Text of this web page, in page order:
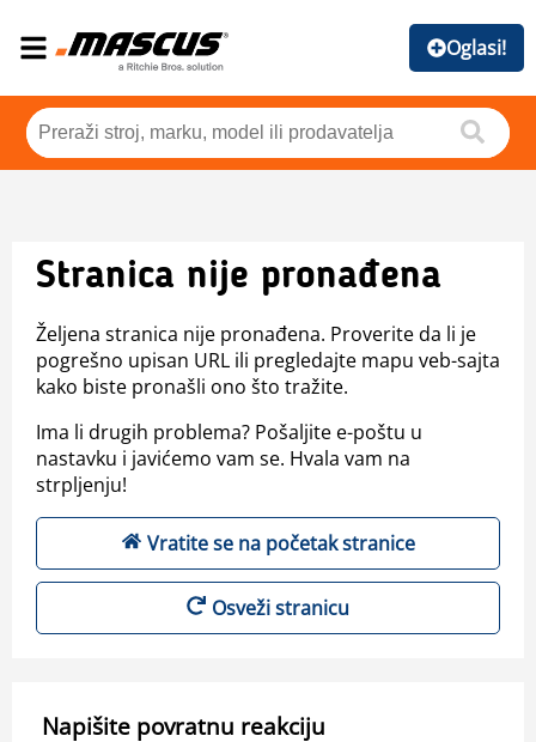
Oglasi!
Stranica nije pronađena
Željena stranica nije pronađena. Proverite da li je
pogrešno upisan URL ili pregledajte mapu veb-sajta
kako biste pronašli ono što tražite.
Ima li drugih problema? Pošaljite e-poštu u
nastavku i javićemo vam se. Hvala vam na
strpljenju!
Vratite se na početak stranice
Osveži stranicu
Napišite povratnu reakciju